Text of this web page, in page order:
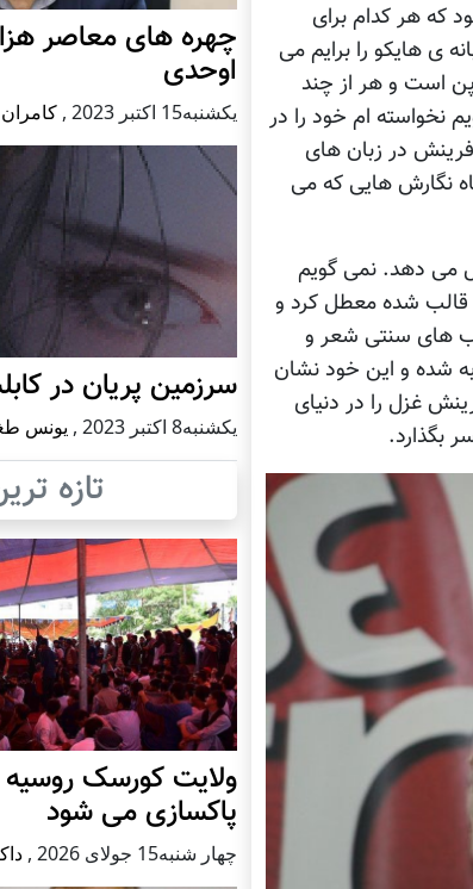
که هر کدام برای
ی هایکو را برایم می
است و هر از چند
نخواسته ام خود را در
در زبان های
نگارش هایی که می
می دهد. نمی گویم
قالب شده معطل کرد و
های سنتی شعر و
شده و این خود نشان
غزل را در دنیای
بگذارد.
چهره های معاصر
اوحدی
يكشنبه15 اكتبر 2023 ,
سرزمین پریان در
يكشنبه8 اكتبر 2023 , یونس
تازه
ولایت کورسک
پاکسازی می شود
چهار شنبه15 جولای 2026 ,